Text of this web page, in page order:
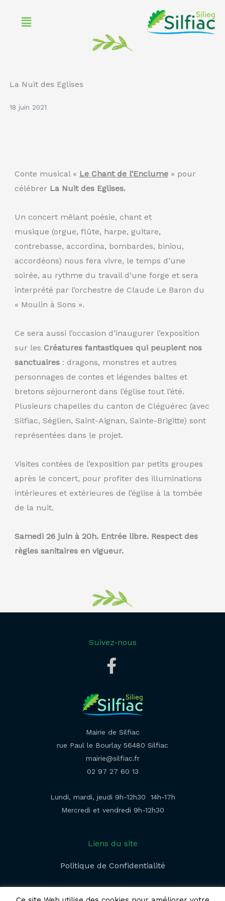
Menu
La Nuit des Eglises
18 juin 2021
Conte musical « Le Chant de l’Enclume» pour
célébrer La Nuit des Eglises.
Un concert mêlant poésie, chant et
musique (orgue, flûte, harpe, guitare,
contrebasse, accordina, bombardes, biniou,
accordéons) nous fera vivre, le temps d’une
soirée, au rythme du travail d’une forge et sera
interprété par l’orchestre de Claude Le Baron du
« Moulin à Sons ».
Ce sera aussi l’occasion d’inaugurer l’exposition
sur les Créatures fantastiques qui peuplent nos
sanctuaires: dragons, monstres et autres
personnages de contes et légendes baltes et
bretons séjourneront dans l’église tout l’été.
Plusieurs chapelles du canton de Cléguérec (avec
Silfiac, Séglien, Saint-Aignan, Sainte-Brigitte) sont
représentées dans le projet.
Visites contées de l’exposition par petits groupes
après le concert, pour profiter des illuminations
intérieures et extérieures de l’église à la tombée
de la nuit.
Samedi 26 juin à 20h. Entrée libre. Respect des
règles sanitaires en vigueur.
Suivez-nous
Mairie de Silfiac
rue Paul le Bourlay 56480 Silfiac
mairie@silfiac.fr
02 97 27 60 13
Lundi, mardi, jeudi 9h-12h30 14h-17h
Mercredi et vendredi 9h-12h30
Liens du site
Politique de Confidentialité​